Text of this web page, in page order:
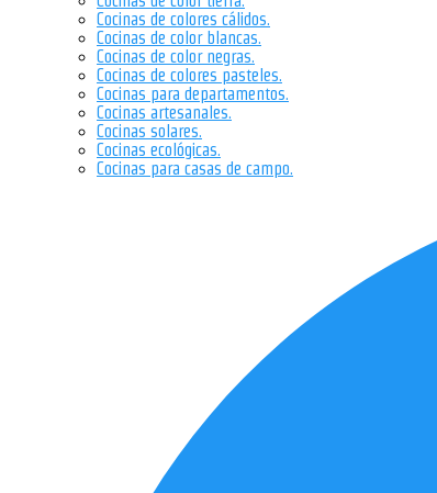
Cocinas de colores cálidos.
Cocinas de color blancas.
Cocinas de color negras.
Cocinas de colores pasteles.
Cocinas para departamentos.
Cocinas artesanales.
Cocinas solares.
Cocinas ecológicas.
Cocinas para casas de campo.